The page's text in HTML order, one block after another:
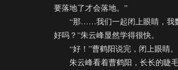
要落地了才会落地。”
“那……我们一起闭上眼睛，我数
好吗？”朱云峰显然学得很快。
“好！”曹鹤阳说完，闭上眼睛。
朱云峰看着曹鹤阳，长长的睫毛